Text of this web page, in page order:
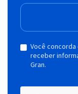
Você
receber
Gran.